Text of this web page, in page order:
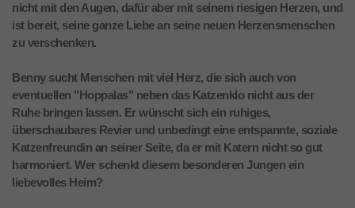
nicht mit den Augen, dafür aber mit seinem riesigen Herzen, und
ist bereit, seine ganze Liebe an seine neuen Herzensmenschen
zu verschenken.
Benny sucht Menschen mit viel Herz, die sich auch von
eventuellen "Hoppalas" neben das Katzenklo nicht aus der
Ruhe bringen lassen. Er wünscht sich ein ruhiges,
überschaubares Revier und unbedingt eine entspannte, soziale
Katzenfreundin an seiner Seite, da er mit Katern nicht so gut
harmoniert. Wer schenkt diesem besonderen Jungen ein
liebevolles Heim?